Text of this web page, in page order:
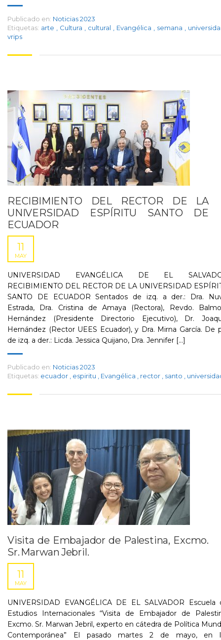
Publicado en: Noticias 2023
Etiquetas: arte Cultura cultural Evangélica semana
vrips
RECIBIMIENTO DEL RECTOR DE LA
UNIVERSIDAD ESPÍRITU SANTO DE
ECUADOR
11
MAY
UNIVERSIDAD EVANGÉLICA DE EL
RECIBIMIENTO DEL RECTOR DE LA UNIVERSIDAD
SANTO DE ECUADOR Sentados de izq. a der.: Dra.
Estrada, Dra. Cristina de Amaya (Rectora), Revdo.
Hernández (Presidente Directorio Ejecutivo), Dr.
Hernández (Rector UEES Ecuador), y Dra. Mirna García. De
de izq. a der.: Licda. Jessica Quijano, Dra. Jennifer [...]
Publicado en: Noticias 2023
Etiquetas: ecuador espiritu Evangélica rector santo
Visita de Embajador de Palestina, Excmo.
Sr. Marwan Jebril.
11
MAY
UNIVERSIDAD EVANGÉLICA DE EL SALVADOR Escuela
Estudios Internacionales “Visita de Embajador de
Excmo. Sr. Marwan Jebril, experto en cátedra de Política
Contemporánea” El pasado martes 2 de mayo, en